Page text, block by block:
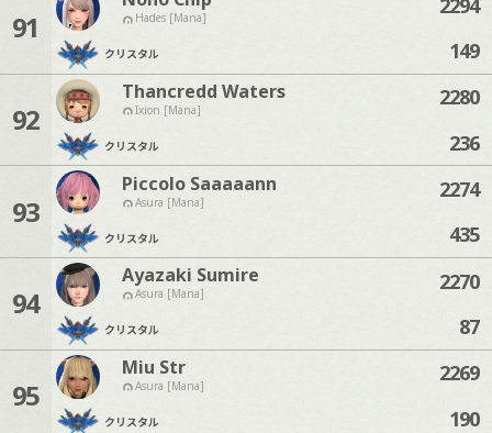
91 Hades [Mana]
クリスタル
149
92
Thancredd Waters
Ixion [Mana]
クリスタル
2280
236
93
Piccolo Saaaaann
Asura [Mana]
クリスタル
2274
435
94
Ayazaki Sumire
Asura [Mana]
クリスタル
2270
87
95
Miu Str
Asura [Mana]
クリスタル
2269
190